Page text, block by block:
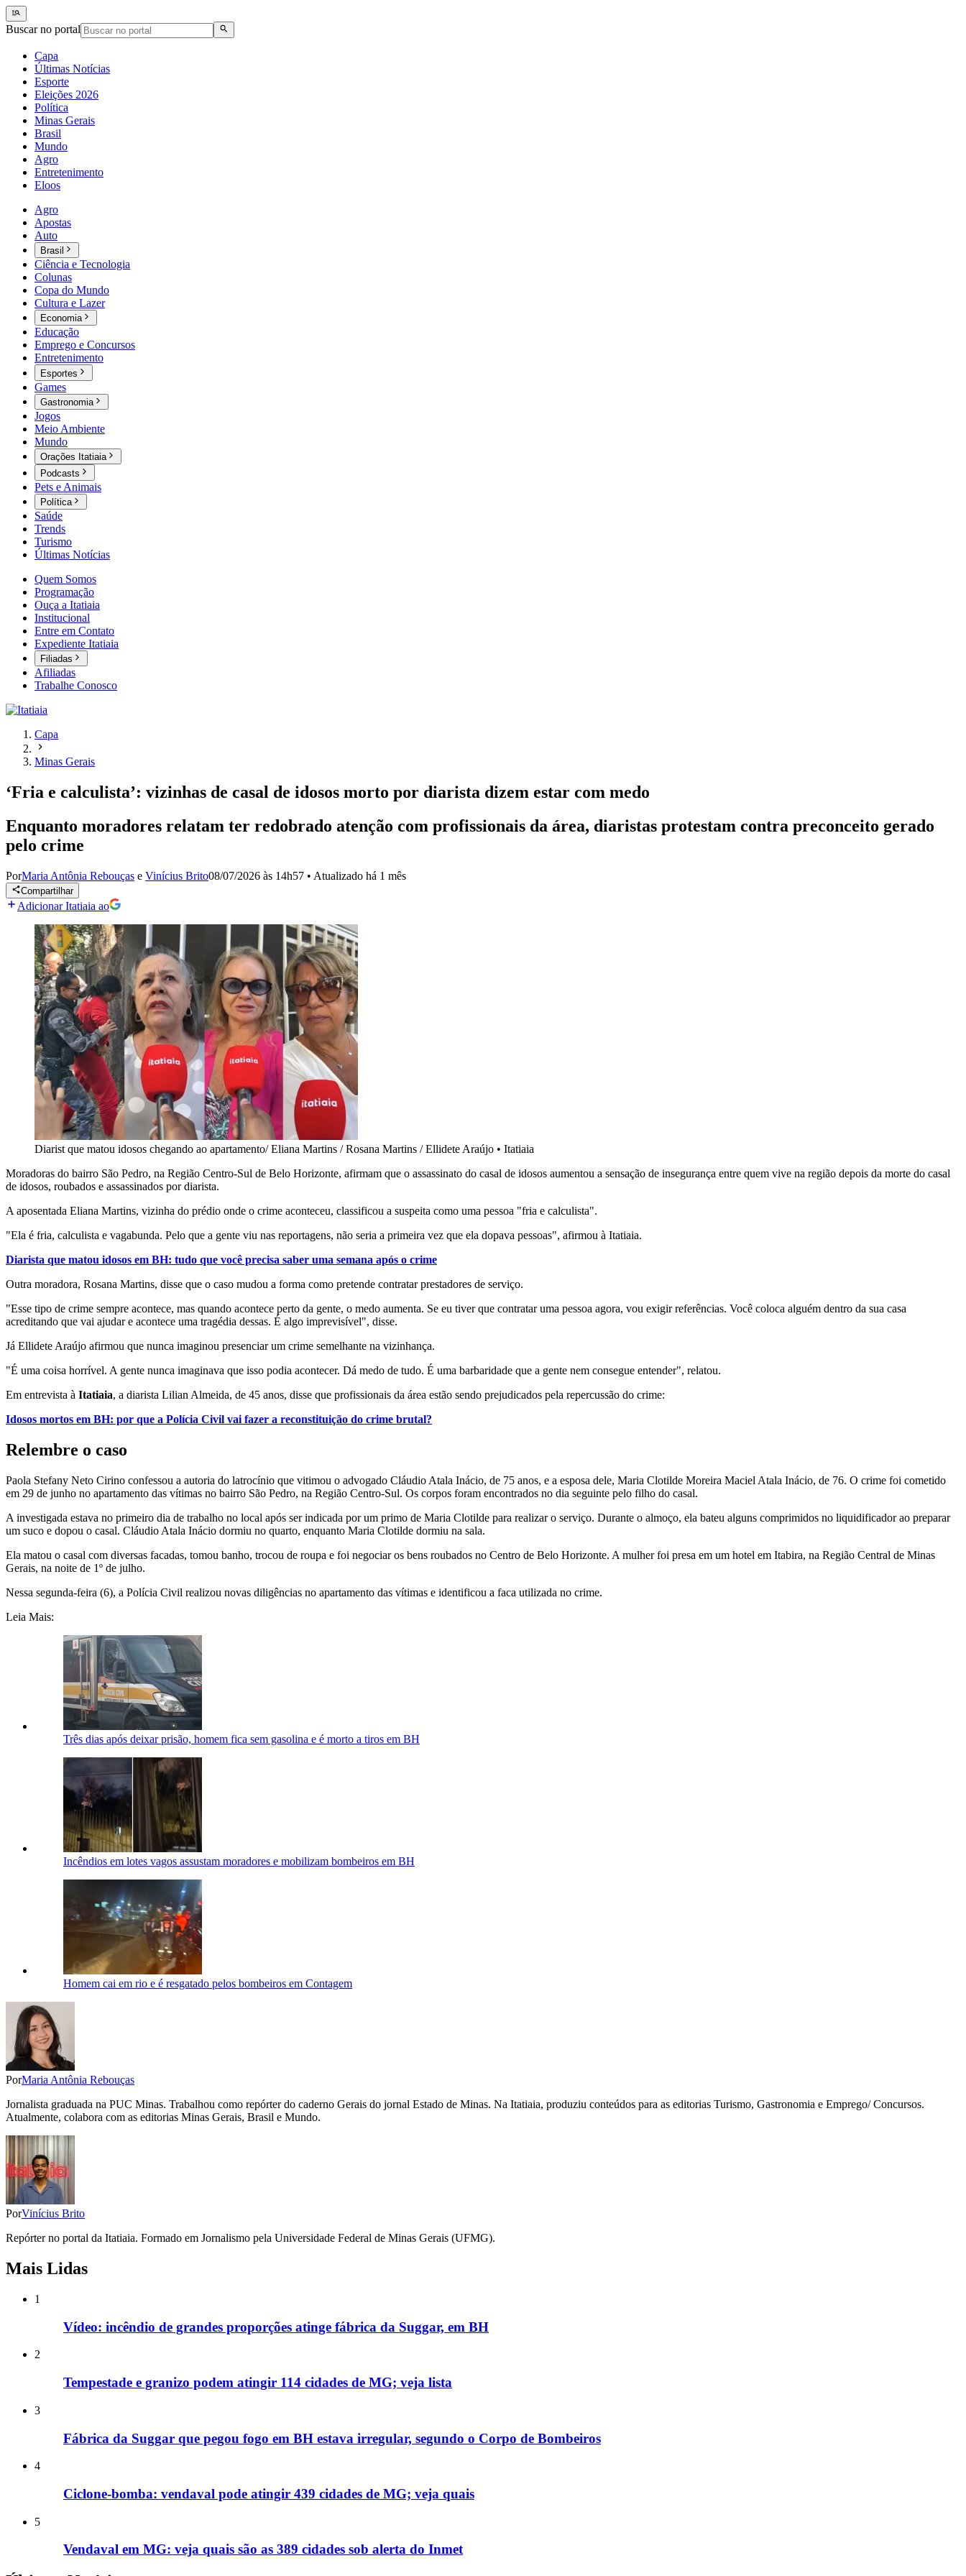
Buscar no portal
Capa
Últimas Notícias
Esporte
Eleições 2026
Política
Minas Gerais
Brasil
Mundo
Agro
Entretenimento
Eloos
Agro
Apostas
Auto
Brasil
Ciência e Tecnologia
Colunas
Copa do Mundo
Cultura e Lazer
Economia
Educação
Emprego e Concursos
Entretenimento
Esportes
Games
Gastronomia
Jogos
Meio Ambiente
Mundo
Orações Itatiaia
Podcasts
Pets e Animais
Política
Saúde
Trends
Turismo
Últimas Notícias
Quem Somos
Programação
Ouça a Itatiaia
Institucional
Entre em Contato
Expediente Itatiaia
Filiadas
Afiliadas
Trabalhe Conosco
Capa
Minas Gerais
‘Fria e calculista’: vizinhas de casal de idosos morto por diarista dizem estar com medo
Enquanto moradores relatam ter redobrado atenção com profissionais da área, diaristas protestam contra preconceito gerado
pelo crime
PorMaria Antônia Rebouças e Vinícius Brito08/07/2026 às 14h57 • Atualizado há 1 mês
Compartilhar
Adicionar Itatiaia ao
Diarist que matou idosos chegando ao apartamento/ Eliana Martins / Rosana Martins / Ellidete Araújo • Itatiaia
Moradoras do bairro São Pedro, na Região Centro-Sul de Belo Horizonte, afirmam que o assassinato do casal de idosos aumentou a sensação de insegurança entre quem vive na região depois da morte do casal
de idosos, roubados e assassinados por diarista.
A aposentada Eliana Martins, vizinha do prédio onde o crime aconteceu, classificou a suspeita como uma pessoa "fria e calculista".
"Ela é fria, calculista e vagabunda. Pelo que a gente viu nas reportagens, não seria a primeira vez que ela dopava pessoas", afirmou à Itatiaia.
Diarista que matou idosos em BH: tudo que você precisa saber uma semana após o crime
Outra moradora, Rosana Martins, disse que o caso mudou a forma como pretende contratar prestadores de serviço.
"Esse tipo de crime sempre acontece, mas quando acontece perto da gente, o medo aumenta. Se eu tiver que contratar uma pessoa agora, vou exigir referências. Você coloca alguém dentro da sua casa
acreditando que vai ajudar e acontece uma tragédia dessas. É algo imprevisível", disse.
Já Ellidete Araújo afirmou que nunca imaginou presenciar um crime semelhante na vizinhança.
"É uma coisa horrível. A gente nunca imaginava que isso podia acontecer. Dá medo de tudo. É uma barbaridade que a gente nem consegue entender", relatou.
Em entrevista à Itatiaia, a diarista Lilian Almeida, de 45 anos, disse que profissionais da área estão sendo prejudicados pela repercussão do crime:
Idosos mortos em BH: por que a Polícia Civil vai fazer a reconstituição do crime brutal?
Relembre o caso
Paola Stefany Neto Cirino confessou a autoria do latrocínio que vitimou o advogado Cláudio Atala Inácio, de 75 anos, e a esposa dele, Maria Clotilde Moreira Maciel Atala Inácio, de 76. O crime foi cometido
em 29 de junho no apartamento das vítimas no bairro São Pedro, na Região Centro-Sul. Os corpos foram encontrados no dia seguinte pelo filho do casal.
A investigada estava no primeiro dia de trabalho no local após ser indicada por um primo de Maria Clotilde para realizar o serviço. Durante o almoço, ela bateu alguns comprimidos no liquidificador ao preparar
um suco e dopou o casal. Cláudio Atala Inácio dormiu no quarto, enquanto Maria Clotilde dormiu na sala.
Ela matou o casal com diversas facadas, tomou banho, trocou de roupa e foi negociar os bens roubados no Centro de Belo Horizonte. A mulher foi presa em um hotel em Itabira, na Região Central de Minas
Gerais, na noite de 1º de julho.
Nessa segunda-feira (6), a Polícia Civil realizou novas diligências no apartamento das vítimas e identificou a faca utilizada no crime.
Leia Mais:
Três dias após deixar prisão, homem fica sem gasolina e é morto a tiros em BH
Incêndios em lotes vagos assustam moradores e mobilizam bombeiros em BH
Homem cai em rio e é resgatado pelos bombeiros em Contagem
PorMaria Antônia Rebouças
Jornalista graduada na PUC Minas. Trabalhou como repórter do caderno Gerais do jornal Estado de Minas. Na Itatiaia, produziu conteúdos para as editorias Turismo, Gastronomia e Emprego/ Concursos.
Atualmente, colabora com as editorias Minas Gerais, Brasil e Mundo.
PorVinícius Brito
Repórter no portal da Itatiaia. Formado em Jornalismo pela Universidade Federal de Minas Gerais (UFMG).
Mais Lidas
1
Vídeo: incêndio de grandes proporções atinge fábrica da Suggar, em BH
2
Tempestade e granizo podem atingir 114 cidades de MG; veja lista
3
Fábrica da Suggar que pegou fogo em BH estava irregular, segundo o Corpo de Bombeiros
4
Ciclone-bomba: vendaval pode atingir 439 cidades de MG; veja quais
5
Vendaval em MG: veja quais são as 389 cidades sob alerta do Inmet